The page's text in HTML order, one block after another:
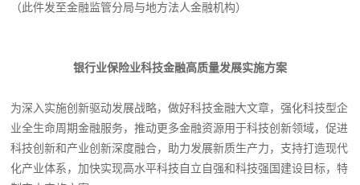
（此件发至金融监管分局与地方法人金融机构）
银行业保险业科技金融高质量发展实施方案
为深入实施创新驱动发展战略，做好科技金融大文章，强化科技型企
业全生命周期金融服务，推动更多金融资源用于科技创新领域，促进
科技创新和产业创新深度融合，助力发展新质生产力，支持打造现代
化产业体系，加快实现高水平科技自立自强和科技强国建设目标，特